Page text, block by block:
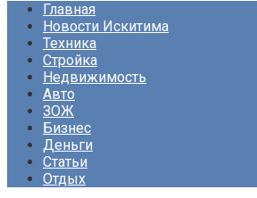
Главная
Новости Искитима
Техника
Стройка
Недвижимость
Авто
ЗОЖ
Бизнес
Деньги
Статьи
Отдых